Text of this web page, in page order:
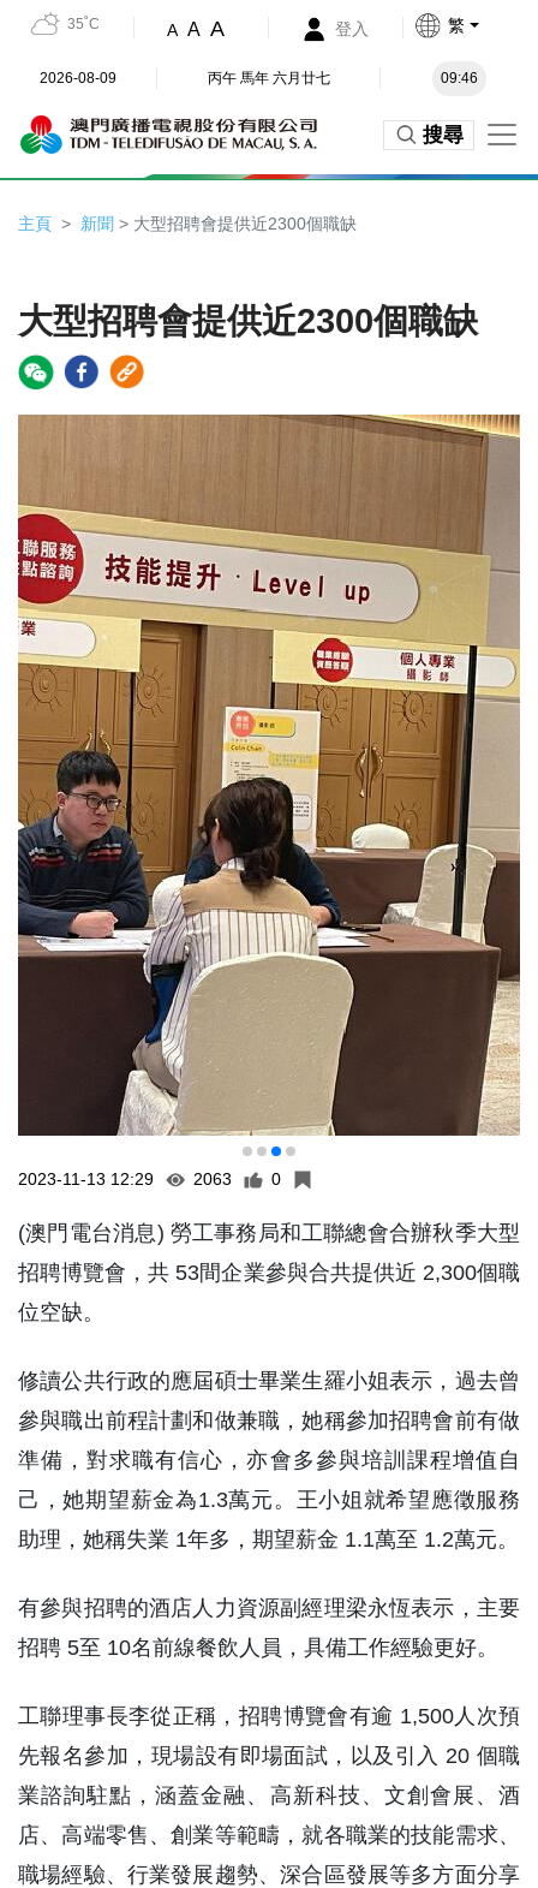
35˚C A A A 登入 繁
2026-08-09 丙午 馬年 六月廿七 09:46
搜尋
主頁 新聞 > 大型招聘會提供近2300個職缺
大型招聘會提供近2300個職缺
2023-11-13 12:29 2063 0
(澳門電台消息) 勞工事務局和工聯總會合辦秋季大型
招聘博覽會，共 53間企業參與合共提供近 2,300個職
位空缺。
修讀公共行政的應屆碩士畢業生羅小姐表示，過去曾
參與職出前程計劃和做兼職，她稱參加招聘會前有做
準備，對求職有信心，亦會多參與培訓課程增值自
己，她期望薪金為1.3萬元。王小姐就希望應徵服務
助理，她稱失業 1年多，期望薪金 1.1萬至 1.2萬元。
有參與招聘的酒店人力資源副經理梁永恆表示，主要
招聘 5至 10名前線餐飲人員，具備工作經驗更好。
工聯理事長李從正稱，招聘博覽會有逾 1,500人次預
先報名參加，現場設有即場面試，以及引入 20 個職
業諮詢駐點，涵蓋金融、高新科技、文創會展、酒
店、高端零售、創業等範疇，就各職業的技能需求、
職場經驗、行業發展趨勢、深合區發展等多方面分享